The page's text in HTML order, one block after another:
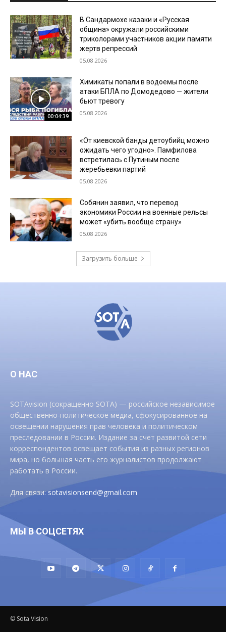
В Сандармохе казаки и «Русская
община» окружали российскими
триколорами участников акции памяти
жертв репрессий
05.08.2026
00:04:39
Химикаты попали в водоемы после
атаки БПЛА по Домодедово — жители
бьют тревогу
05.08.2026
«От киевской банды детоубийц можно
ожидать чего угодно». Памфилова
встретилась с Путиным после
жеребьевки партий
05.08.2026
Собянин заявил, что перевод
экономики России на военные рельсы
может «убить вообще страну»
05.08.2026
Загрузить больше
О НАС
SOTAvision (сокращенно SOTA) — российское независимое
общественно-политическое медиа, сфокусированное на
освещении нарушения прав человека и политическом
преследовании в России. Издание за счет развитой сети
корреспондентов освещает события из разных регионов
мира, но большая часть его журналистов продолжают
работать в России.
Для связи:sotavisionsend@gmail.com
МЫ В СОЦСЕТЯХ
© Sota Vision